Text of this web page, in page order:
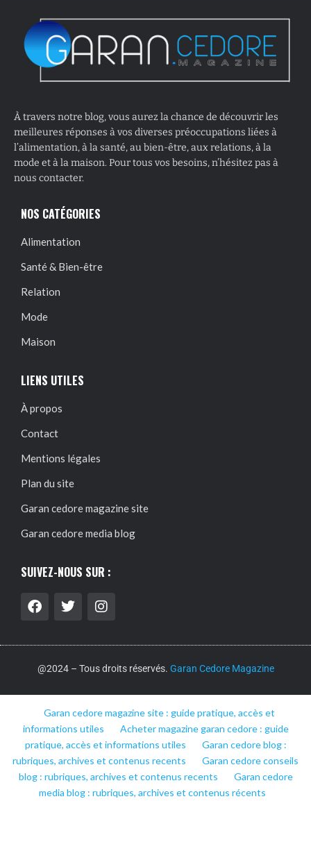
À travers notre blog, vous aurez la chance de découvrir les
meilleures réponses à vos diverses préoccupations liées à
l’alimentation, à la santé, au bien-être, aux relations, à la
mode et à la maison. Pour tous vos besoins, n’hésitez pas à
nous contacter.
NOS CATÉGORIES
Alimentation
Santé & Bien-être
Relation
Mode
Maison
LIENS UTILES
À propos
Contact
Mentions légales
Plan du site
Garan cedore magazine site
Garan cedore media blog
SUIVEZ-NOUS SUR :
@2024 – Tous droits réservés. Garan Cedore Magazine
Garan cedore magazine site : guide pratique, accès et
informations utiles
Acheter magazine garan cedore : guide
pratique, accès et informations utiles
Garan cedore blog :
rubriques, archives et contenus recents
Garan cedore conseils
blog : rubriques, archives et contenus recents
Garan cedore
media blog : rubriques, archives et contenus récents